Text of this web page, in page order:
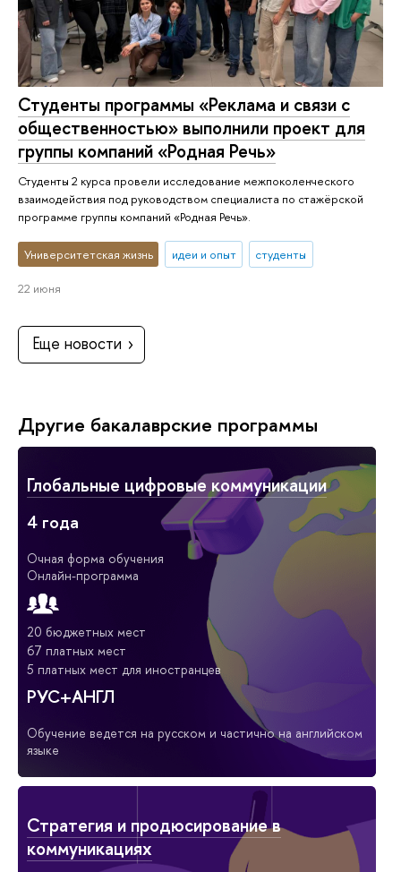
Студенты программы «Реклама и связи с
общественностью» выполнили проект для
группы компаний «Родная Речь»
Студенты 2 курса провели исследование межпоколенческого
взаимодействия под руководством специалиста по стажёрской
программе группы компаний «Родная Речь».
Университетская жизнь идеи и опыт студенты
22 июня
Еще новости
Другие бакалаврские программы
Глобальные цифровые коммуникации
4 года
Очная форма обучения
Онлайн-программа
20 бюджетных мест
67 платных мест
5 платных мест для иностранцев
РУС+АНГЛ
Обучение ведется на русском и частично на английском
языке
Стратегия и продюсирование в
коммуникациях